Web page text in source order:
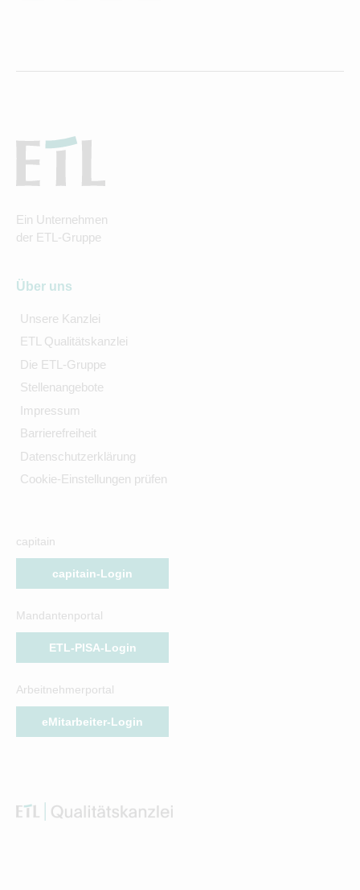
Ein Unternehmen
der ETL-Gruppe
Über uns
Unsere Kanzlei
ETL Qualitätskanzlei
Die ETL-Gruppe
Stellenangebote
Impressum
Barrierefreiheit
Datenschutzerklärung
Cookie-Einstellungen prüfen
capitain
capitain-Login
Mandantenportal
ETL-PISA-Login
Arbeitnehmerportal
eMitarbeiter-Login